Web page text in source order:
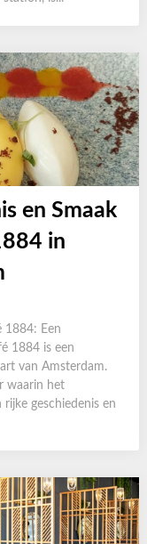
en Smaak
in
1884: Een
1884 is een
van Amsterdam.
waarin het
geschiedenis en